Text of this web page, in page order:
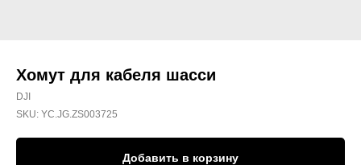
Хомут для кабеля шасси
DJI
SKU: YC.JG.ZS003725
Добавить в корзину